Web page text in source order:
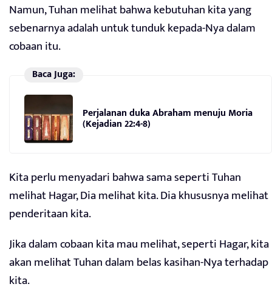
Namun, Tuhan melihat bahwa kebutuhan kita yang
sebenarnya adalah untuk tunduk kepada-Nya dalam
cobaan itu.
Baca Juga:
Perjalanan duka Abraham menuju Moria
(Kejadian 22:4-8)
Kita perlu menyadari bahwa sama seperti Tuhan
melihat Hagar, Dia melihat kita. Dia khususnya melihat
penderitaan kita.
Jika dalam cobaan kita mau melihat, seperti Hagar, kita
akan melihat Tuhan dalam belas kasihan-Nya terhadap
kita.